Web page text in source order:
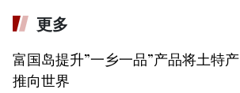
更多
富国岛提升”一乡一品”产品将土特产
推向世界